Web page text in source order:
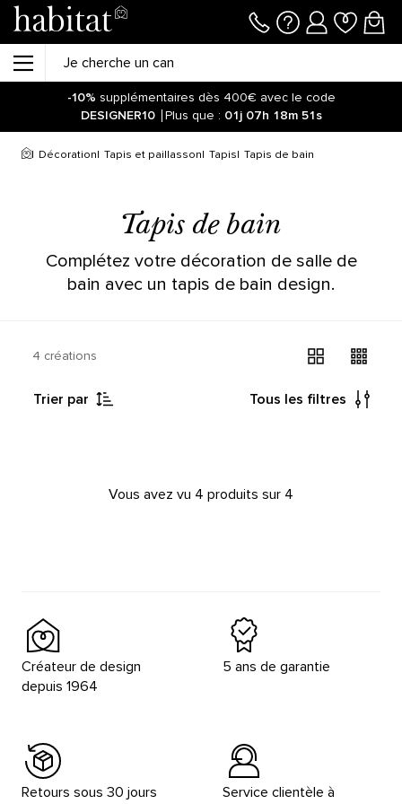
-10% supplémentaires dès 400€ avec le code
DESIGNER10
Plus que : 01j 07h 18m 51s
Décoration Tapis et paillasson Tapis Tapis de bain
Tapis de bain
Complétez votre décoration de salle de
bain avec un tapis de bain design.
4 créations
Trier par Tous les filtres
Vous avez vu 4 produits sur 4
Créateur de design
depuis 1964
5 ans de garantie
Retours sous 30 jours
Service clientèle à